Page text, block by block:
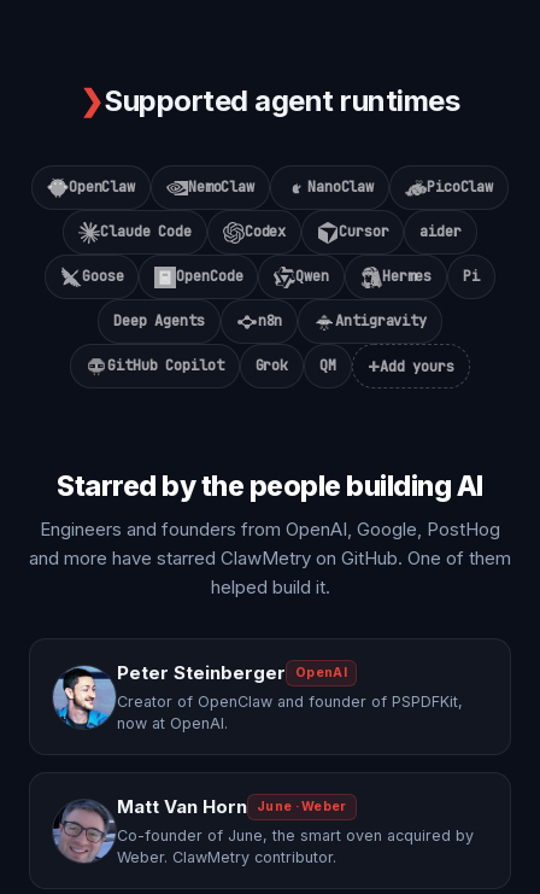
❯Supported agent runtimes
OpenClaw NemoClaw NanoClaw PicoClaw
Claude Code Codex Cursor aider
Goose OpenCode Qwen Hermes Pi
Deep Agents n8n Antigravity
GitHub Copilot Grok QM +Add yours
Starred by the people building AI
Engineers and founders from OpenAI, Google, PostHog
and more have starred ClawMetry on GitHub. One of them
helped build it.
Peter Steinberger OpenAI
Creator of OpenClaw and founder of PSPDFKit,
now at OpenAI.
Matt Van Horn June · Weber
Co-founder of June, the smart oven acquired by
Weber. ClawMetry contributor.